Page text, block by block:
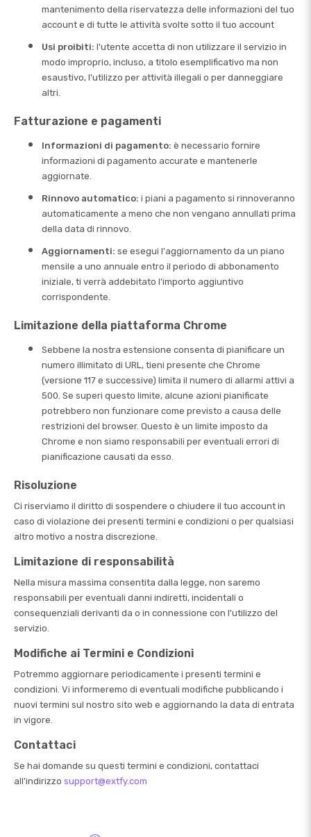
mantenimento della riservatezza delle informazioni del tuo
account e di tutte le attività svolte sotto il tuo account
Usi proibiti: l'utente accetta di non utilizzare il servizio in
modo improprio, incluso, a titolo esemplificativo ma non
esaustivo, l'utilizzo per attività illegali o per danneggiare
altri.
Fatturazione e pagamenti
Informazioni di pagamento: è necessario fornire
informazioni di pagamento accurate e mantenerle
aggiornate.
Rinnovo automatico: i piani a pagamento si rinnoveranno
automaticamente a meno che non vengano annullati prima
della data di rinnovo.
Aggiornamenti: se esegui l'aggiornamento da un piano
mensile a uno annuale entro il periodo di abbonamento
iniziale, ti verrà addebitato l'importo aggiuntivo
corrispondente.
Limitazione della piattaforma Chrome
Sebbene la nostra estensione consenta di pianificare un
numero illimitato di URL, tieni presente che Chrome
(versione 117 e successive) limita il numero di allarmi attivi a
500. Se superi questo limite, alcune azioni pianificate
potrebbero non funzionare come previsto a causa delle
restrizioni del browser. Questo è un limite imposto da
Chrome e non siamo responsabili per eventuali errori di
pianificazione causati da esso.
Risoluzione
Ci riserviamo il diritto di sospendere o chiudere il tuo account in
caso di violazione dei presenti termini e condizioni o per qualsiasi
altro motivo a nostra discrezione.
Limitazione di responsabilità
Nella misura massima consentita dalla legge, non saremo
responsabili per eventuali danni indiretti, incidentali o
consequenziali derivanti da o in connessione con l'utilizzo del
servizio.
Modifiche ai Termini e Condizioni
Potremmo aggiornare periodicamente i presenti termini e
condizioni. Vi informeremo di eventuali modifiche pubblicando i
nuovi termini sul nostro sito web e aggiornando la data di entrata
in vigore.
Contattaci
Se hai domande su questi termini e condizioni, contattaci
all'indirizzo support@extfy.com